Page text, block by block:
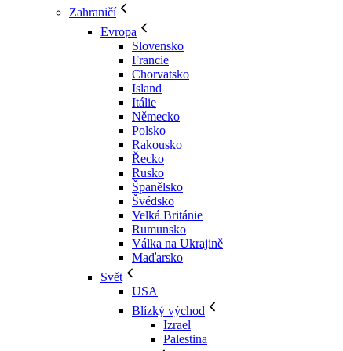
Zahraničí
Evropa
Slovensko
Francie
Chorvatsko
Island
Itálie
Německo
Polsko
Rakousko
Řecko
Rusko
Španělsko
Švédsko
Velká Británie
Rumunsko
Válka na Ukrajině
Maďarsko
Svět
USA
Blízký východ
Izrael
Palestina